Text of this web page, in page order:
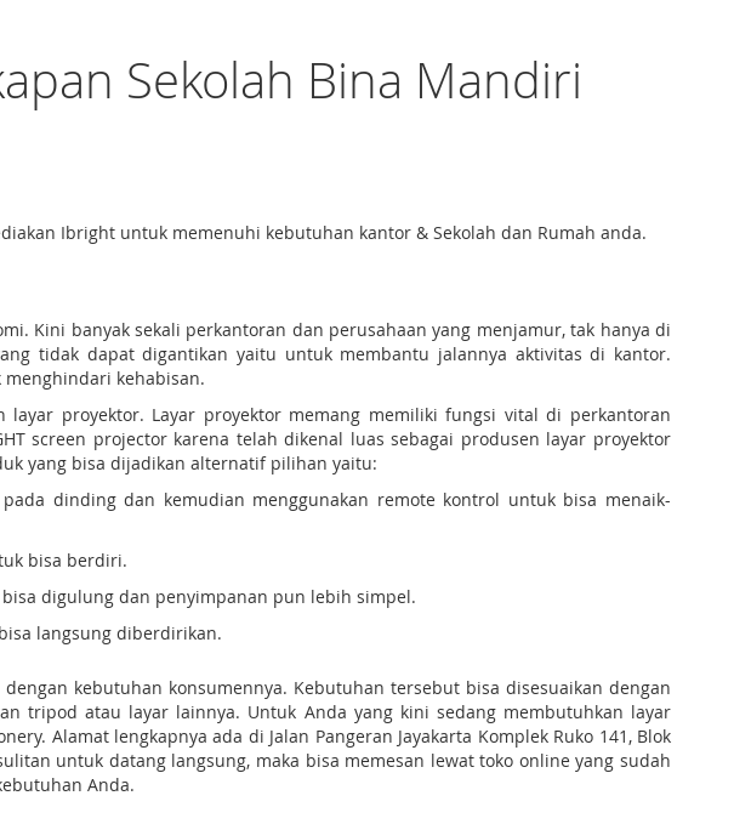
Sekolah Bina Mandiri
Ibright untuk memenuhi kebutuhan kantor & Sekolah dan Rumah anda.
Kini banyak sekali perkantoran dan perusahaan yang menjamur, tak hanya di
tidak dapat digantikan yaitu untuk membantu jalannya aktivitas di kantor.
kehabisan.
proyektor. Layar proyektor memang memiliki fungsi vital di perkantoran
screen projector karena telah dikenal luas sebagai produsen layar proyektor
yang bisa dijadikan alternatif pilihan yaitu:
dinding dan kemudian menggunakan remote kontrol untuk bisa menaik-
bisa berdiri.
digulung dan penyimpanan pun lebih simpel.
langsung diberdirikan.
kebutuhan konsumennya. Kebutuhan tersebut bisa disesuaikan dengan
tripod atau layar lainnya. Untuk Anda yang kini sedang membutuhkan layar
Alamat lengkapnya ada di Jalan Pangeran Jayakarta Komplek Ruko 141, Blok
untuk datang langsung, maka bisa memesan lewat toko online yang sudah
Anda.